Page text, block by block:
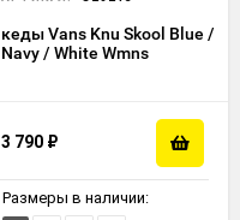
кеды Vans Knu Skool Blue /
Navy / White Wmns
3 790 ₽
Размеры в наличии: